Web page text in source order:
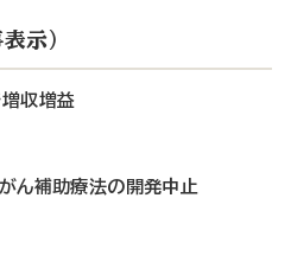
示）
増収増益
がん補助療法の開発中止